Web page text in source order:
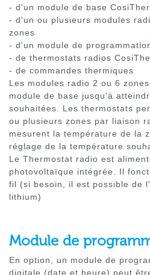
- d'un module de base
- d'un ou plusieurs modules
zones
- d'un module de
- de thermostats radios
- de commandes thermiques
Les modules radio 2 ou 6
module de base jusqu'à
souhaitées. Les thermostats
ou plusieurs zones par liaison
mesurent la température de la
réglage de la température
Le Thermostat radio est
photovoltaïque intégrée. Il
fil (si besoin, il est possible de
lithium)
Module de
En option, un module de
digitale (date et heure) peut